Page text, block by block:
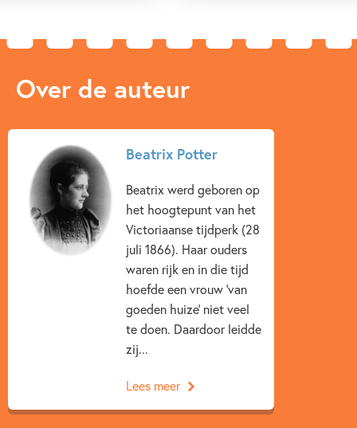
Over de auteur
Beatrix Potter
Beatrix werd geboren op
het hoogtepunt van het
Victoriaanse tijdperk (28
juli 1866). Haar ouders
waren rijk en in die tijd
hoefde een vrouw 'van
goeden huize' niet veel
te doen. Daardoor leidde
zij...
Lees meer